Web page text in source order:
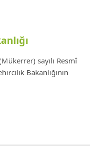
sayılı Resmî
Bakanlığının